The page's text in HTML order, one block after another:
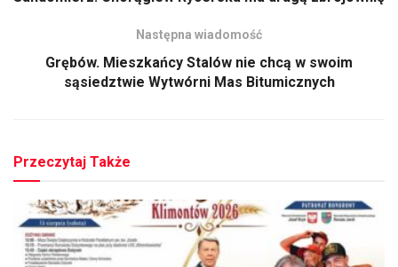
Następna wiadomość
Grębów. Mieszkańcy Stalów nie chcą w swoim
sąsiedztwie Wytwórni Mas Bitumicznych
Przeczytaj Także